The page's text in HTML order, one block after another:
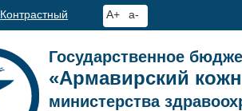
Контрастный A+ a-
Государственное
«Армавирский
министерства